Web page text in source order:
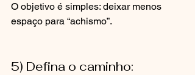
O objetivo é simples: deixar menos
espaço para “achismo”.
5) Defina o caminho: